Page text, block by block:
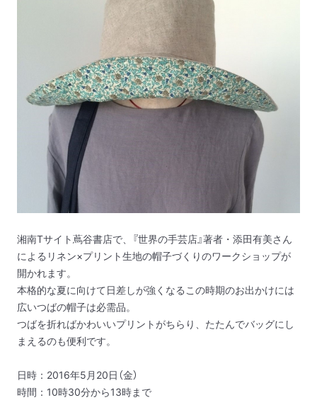
湘南Tサイト蔦谷書店で、『世界の手芸店』著者・添田有美さん
によるリネン×プリント生地の帽子づくりのワークショップが
開かれます。
本格的な夏に向けて日差しが強くなるこの時期のお出かけには
広いつばの帽子は必需品。
つばを折ればかわいいプリントがちらり、たたんでバッグにし
まえるのも便利です。
日時：2016年5月20日（金）
時間：10時30分から13時まで